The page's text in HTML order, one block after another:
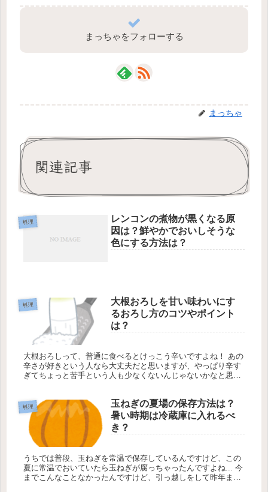
まっちゃをフォローする
まっちゃ
関連記事
料理
レンコンの煮物が黒くなる原
因は？鮮やかでおいしそうな
色にする方法は？
料理
大根おろしを甘い味わいにす
るおろし方のコツやポイント
は？
大根おろしって、普通に食べるとけっこう辛いですよね！ あの
辛さが好きという人なら大丈夫だと思いますが、やっぱり辛す
ぎてちょっと苦手という人も少なくないんじゃないかなと思い
料理
玉ねぎの夏場の保存方法は？
暑い時期は冷蔵庫に入れるべ
き？
うちでは普段、玉ねぎを常温で保存しているんですけど、この
夏に常温でおいていたら玉ねぎが腐っちゃったんですよね... 今
までこんなことなかったんですけど、引っ越しをして昨年まで